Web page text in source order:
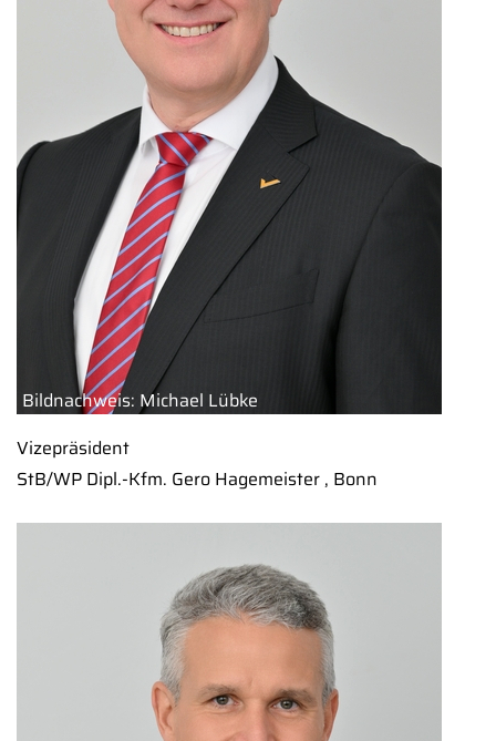
Bildnachweis: Michael Lübke
Vizepräsident
StB/WP Dipl.-Kfm. Gero Hagemeister , Bonn